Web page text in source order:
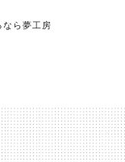
ら夢工房